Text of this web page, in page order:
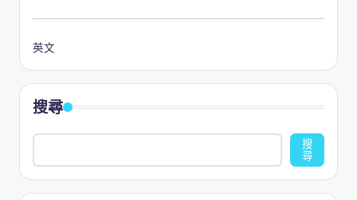
頁
英文
搜尋
搜
尋